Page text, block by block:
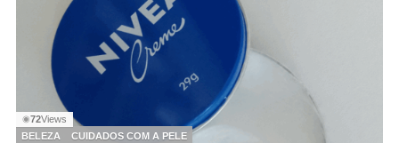
◉72Views
BELEZA
CUIDADOS COM A PELE